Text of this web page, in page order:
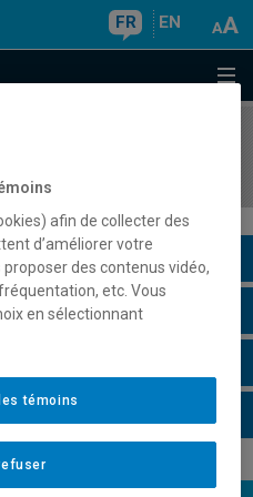
FR EN
afin de collecter des
d’améliorer votre
des contenus vidéo,
etc. Vous
en sélectionnant
témoins